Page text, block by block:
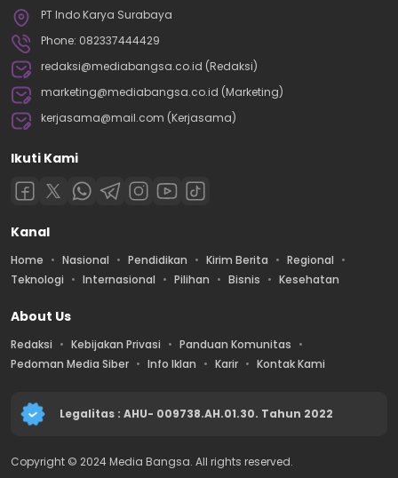
PT Indo Karya Surabaya
Phone: 082337444429
redaksi@mediabangsa.co.id (Redaksi)
marketing@mediabangsa.co.id (Marketing)
kerjasama@mail.com (Kerjasama)
Ikuti Kami
Kanal
Home Nasional Pendidikan Kirim Berita
Regional
Teknologi
Internasional Pilihan Bisnis Kesehatan
About Us
Redaksi Kebijakan Privasi
Panduan Komunitas
Pedoman Media Siber
Info Iklan Karir Kontak Kami
Legalitas : AHU- 009738.AH.01.30. Tahun 2022
Copyright © 2024 Media Bangsa. All rights reserved.